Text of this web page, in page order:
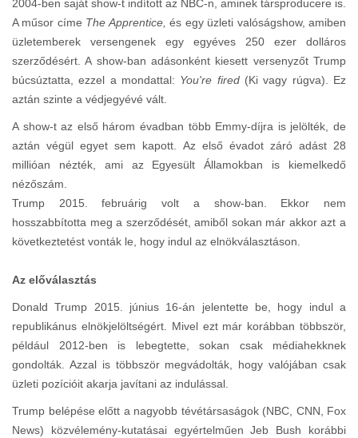
2004-ben saját show-t indított az NBC-n, aminek társproducere is.
A műsor címe The Apprentice, és egy üzleti valóságshow, amiben
üzletemberek versengenek egy egyéves 250 ezer dolláros
szerződésért. A show-ban adásonként kiesett versenyzőt Trump
búcsúztatta, ezzel a mondattal: You're fired (Ki vagy rúgva). Ez
aztán szinte a védjegyévé vált.
A show-t az első három évadban több Emmy-díjra is jelölték, de
aztán végül egyet sem kapott. Az első évadot záró adást 28
millióan nézték, ami az Egyesült Államokban is kiemelkedő
nézőszám.
Trump 2015. februárig volt a show-ban. Ekkor nem
hosszabbította meg a szerződését, amiből sokan már akkor azt a
következtetést vonták le, hogy indul az elnökválasztáson.
Az előválasztás
Donald Trump 2015. június 16-án jelentette be, hogy indul a
republikánus elnökjelöltségért. Mivel ezt már korábban többször,
például 2012-ben is lebegtette, sokan csak médiahekknek
gondolták. Azzal is többször megvádolták, hogy valójában csak
üzleti pozícióit akarja javítani az indulással.
Trump belépése előtt a nagyobb tévétársaságok (NBC, CNN, Fox
News) közvélemény-kutatásai egyértelműen Jeb Bush korábbi